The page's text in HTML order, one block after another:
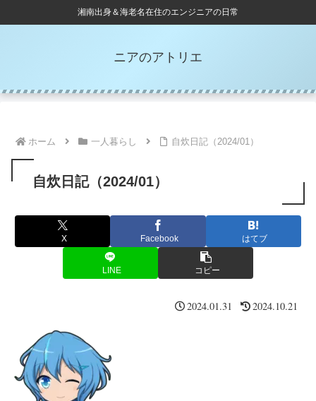
湘南出身＆海老名在住のエンジニアの日常
ニアのアトリエ
ホーム 一人暮らし 自炊日記（2024/01）
自炊日記（2024/01）
X Facebook はてブ
LINE コピー
2024.01.31 2024.10.21